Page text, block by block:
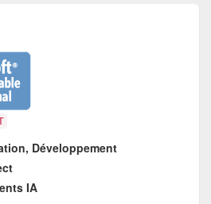
Développement
IA